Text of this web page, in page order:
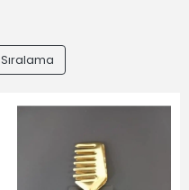
Sıralama